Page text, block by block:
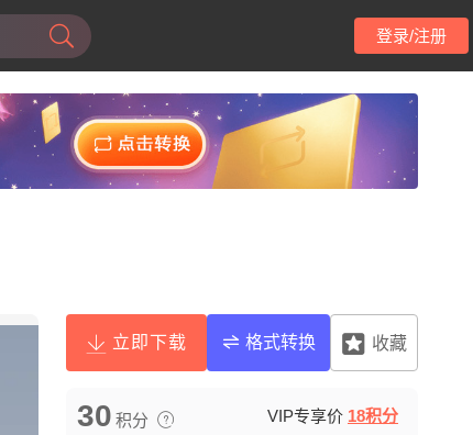
登录/注册
立即下载 格式转换 收藏
30 积分 VIP专享价 18积分